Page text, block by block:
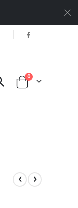
Cart
0